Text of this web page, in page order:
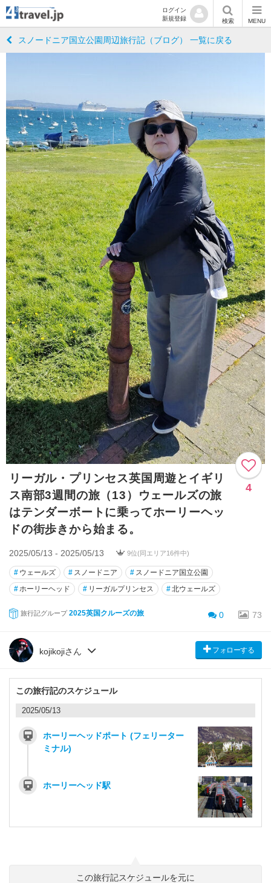
ログイン
新規登録
検索 MENU
スノードニア国立公園周辺旅行記（ブログ） 一覧に戻る
リーガル・プリンセス英国周遊とイギリ
ス南部3週間の旅（13）ウェールズの旅
はテンダーボートに乗ってホーリーヘッ
ドの街歩きから始まる。
4
2025/05/13 - 2025/05/13 9位(同エリア16件中)
# ウェールズ # スノードニア # スノードニア国立公園
#ホーリーヘッド # リーガルプリンセス #北ウェールズ
旅行記グループ 2025英国クルーズの旅 0 73
kojikojiさん フォローする
この旅行記のスケジュール
2025/05/13
ホーリーヘッドポート (フェリーター
ミナル)
ホーリーヘッド駅
この旅行記スケジュールを元に